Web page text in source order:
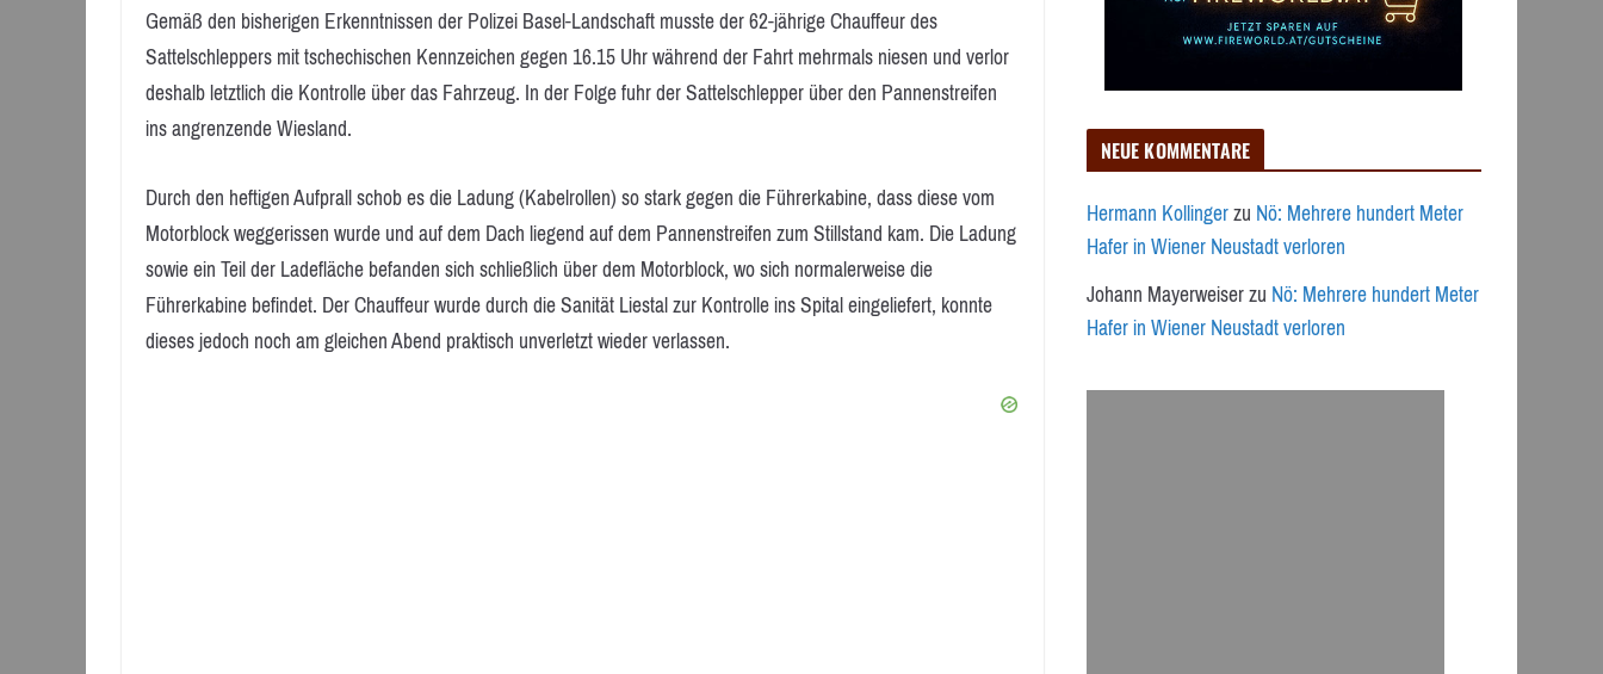
Gemäß den bisherigen Erkenntnissen der Polizei Basel-Landschaft musste der 62-jährige Chauffeur des
Sattelschleppers mit tschechischen Kennzeichen gegen 16.15 Uhr während der Fahrt mehrmals niesen und verlor
deshalb letztlich die Kontrolle über das Fahrzeug. In der Folge fuhr der Sattelschlepper über den Pannenstreifen
ins angrenzende Wiesland.
Durch den heftigen Aufprall schob es die Ladung (Kabelrollen) so stark gegen die Führerkabine, dass diese vom
Motorblock weggerissen wurde und auf dem Dach liegend auf dem Pannenstreifen zum Stillstand kam. Die Ladung
sowie ein Teil der Ladefläche befanden sich schließlich über dem Motorblock, wo sich normalerweise die
Führerkabine befindet. Der Chauffeur wurde durch die Sanität Liestal zur Kontrolle ins Spital eingeliefert, konnte
dieses jedoch noch am gleichen Abend praktisch unverletzt wieder verlassen.
NEUE KOMMENTARE
Hermann KollingerzuNö: Mehrere hundert Meter
Hafer in Wiener Neustadt verloren
Johann MayerweiserzuNö: Mehrere hundert Meter
Hafer in Wiener Neustadt verloren